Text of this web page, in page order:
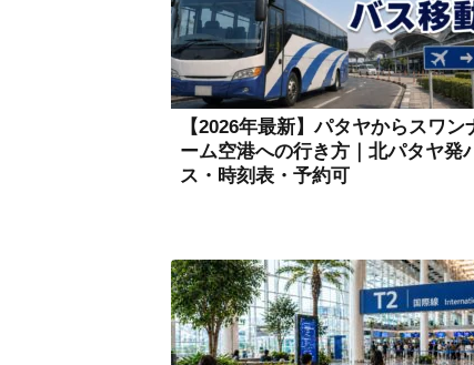
【2026年最新】パタヤからスワン
ーム空港への行き方｜北パタヤ発
ス・時刻表・予約可